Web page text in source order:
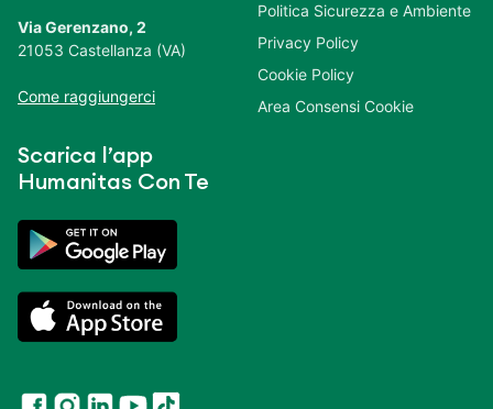
Via Gerenzano, 2
21053 Castellanza (VA)
Come raggiungerci
Scarica l’app
Humanitas Con Te
Politica Sicurezza e Ambiente
Privacy Policy
Cookie Policy
Area Consensi Cookie